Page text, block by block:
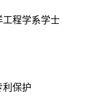
工程学系学士
利保护